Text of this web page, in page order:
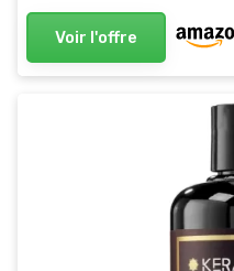
Voir l'offre